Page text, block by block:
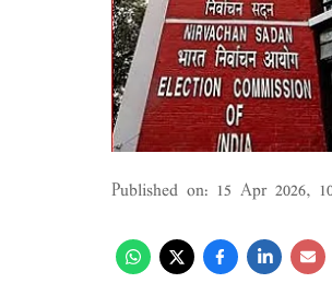
Published on: 15 Apr 2026,